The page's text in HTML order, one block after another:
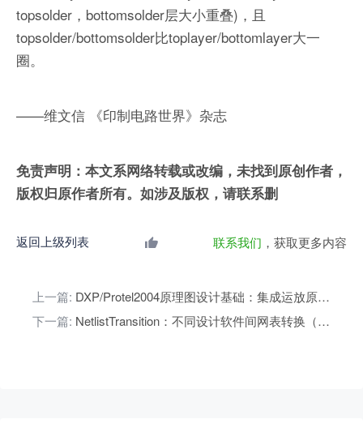
topsolder，bottomsolder层大小重叠)，且
topsolder/bottomsolder比toplayer/bottomlayer大一
圈。
——维文信 《印制电路世界》杂志
免责声明：本文系网络转载或改编，未找到原创作者，
版权归原作者所有。如涉及版权，请联系删
返回上级列表 联系我们 ，获取更多内容
上一篇:
DXP/Protel2004原理图设计基础：集成运放原理图设计学习
下一篇:
NetlistTransition：不同设计软件间网表转换（DesignForOther）